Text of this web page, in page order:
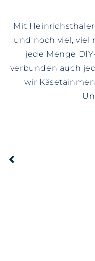
Mit
und noch viel, viel
jede Menge
verbunden auch
wir